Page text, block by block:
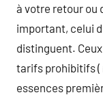
à votre retour ou
important, celui
distinguent.
tarifs prohibitifs (
essences